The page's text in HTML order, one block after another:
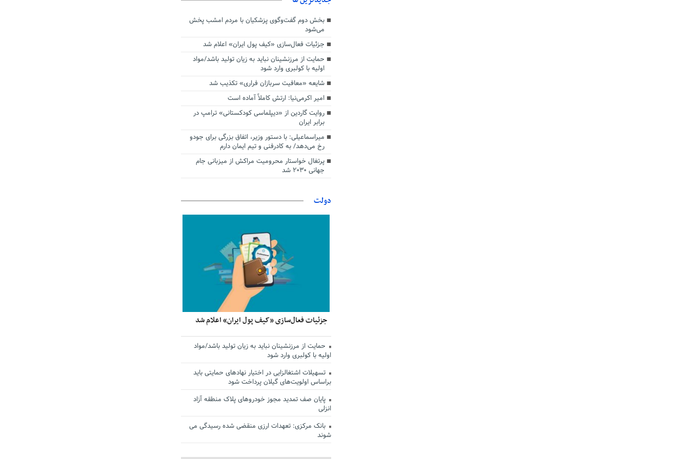
بخش دوم گفت‌وگوی پزشکیان با مردم امشب پخش
می‌شود
جزئیات فعال‌سازی «کیف پول ایران» اعلام شد
حمایت از مرزنشینان نباید به زیان تولید باشد/مواد
اولیه با کولبری وارد شود
شایعه «معافیت سربازان فراری» تکذیب شد
امیر اکرمی‌نیا: ارتش کاملاً آماده است
روایت گاردین از «دیپلماسی کودکستانی» ترامپ در
برابر ایران
میراسماعیلی: با دستور وزیر، اتفاق بزرگی برای جودو
رخ می‌دهد/ به کادرفنی و تیم ایمان دارم
پرتغال خواستار محرومیت مراکش از میزبانی جام
جهانی ۲۰۳۰ شد
دولت
جزئیات فعال‌سازی «کیف پول ایران» اعلام شد
حمایت از مرزنشینان نباید به زیان تولید باشد/مواد
اولیه با کولبری وارد شود
تسهیلات اشتغالزایی در اختیار نهادهای حمایتی باید
براساس اولویت‌های گیلان پرداخت شود
پایان صف تمدید مجوز خودروهای پلاک منطقه آزاد
انزلی
بانک مرکزی: تعهدات ارزی منقضی شده رسیدگی می
شوند